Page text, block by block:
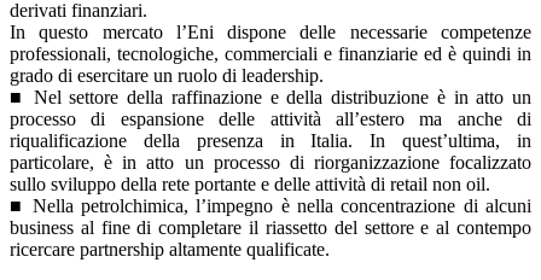
derivati finanziari.
In questo mercato l’Eni dispone delle necessarie competenze
professionali, tecnologiche, commerciali e finanziarie ed è quindi in
grado di esercitare un ruolo di leadership.
■ Nel settore della raffinazione e della distribuzione è in atto un
processo di espansione delle attività all’estero ma anche di
riqualificazione della presenza in Italia. In quest’ultima, in
particolare, è in atto un processo di riorganizzazione focalizzato
sullo sviluppo della rete portante e delle attività di retail non oil.
■ Nella petrolchimica, l’impegno è nella concentrazione di alcuni
business al fine di completare il riassetto del settore e al contempo
ricercare partnership altamente qualificate.